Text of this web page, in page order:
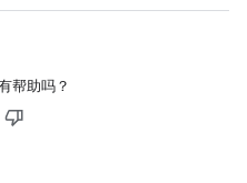
帮助吗？